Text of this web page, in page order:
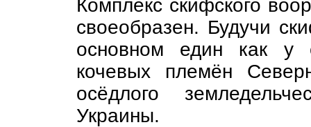
Комплекс скифского
своеобразен. Будучи
основном един как у
кочевых племён
осёдлого
Украины.